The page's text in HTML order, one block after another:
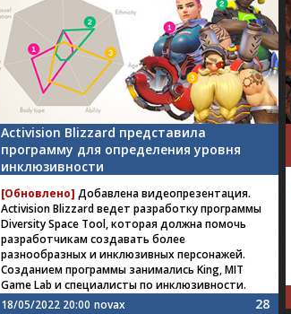
Activision Blizzard представила
программу для определения уровня
инклюзивности
[Обновлено] Добавлена видеопрезентация.
Activision Blizzard ведет разработку программы
Diversity Space Tool, которая должна помочь
разработчикам создавать более
разнообразных и инклюзивных персонажей.
Созданием программы занимались King, MIT
Game Lab и специалисты по инклюзивности.
18/05/2022 20:00 novax 28